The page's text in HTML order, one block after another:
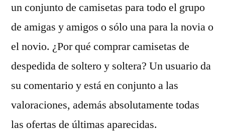
un conjunto de camisetas para todo el grupo
de amigas y amigos o sólo una para la novia o
el novio. ¿Por qué comprar camisetas de
despedida de soltero y soltera? Un usuario da
su comentario y está en conjunto a las
valoraciones, además absolutamente todas
las ofertas de últimas aparecidas.